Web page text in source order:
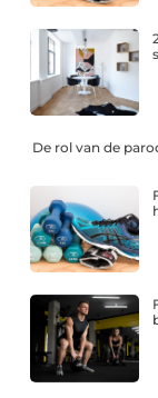
De rol van de